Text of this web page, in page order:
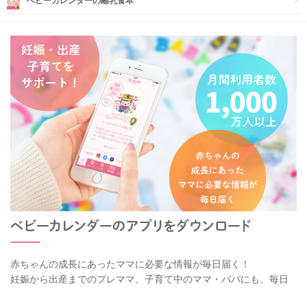
赤ちゃんの成長にあったママに必要な情報が毎日届く！
妊娠から出産までのプレママ、子育て中のママ・パパにも、毎日